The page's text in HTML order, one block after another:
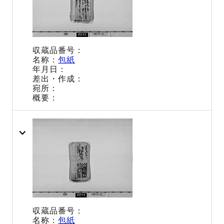
包紙
包紙